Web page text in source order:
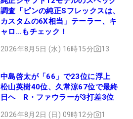
調査「ピンの純正Sフレックスは、
カスタムの6X相当」テーラー、キ
ャロ…もチェック！
2026年8月5日 (水) 16時15分 13
中島啓太が「66」で23位に浮上
松山英樹40位、久常涼67位で最終
日ヘ R・ファウラーが3打差3位
2026年8月2日 (日) 09時12分 1